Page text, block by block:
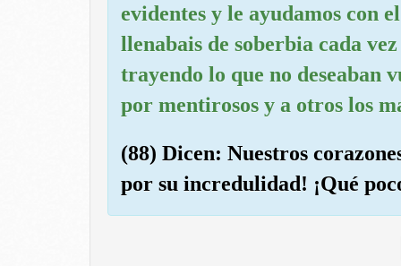
evidentes y le ayudamos con
llenabais de soberbia cada
trayendo lo que no deseaban
por mentirosos y a otros los
(88) Dicen: Nuestros
por su incredulidad! ¡Qué